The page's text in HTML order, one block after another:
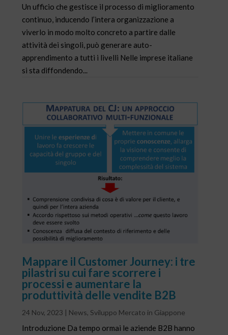
Un ufficio che gestisce il processo di miglioramento
continuo, inducendo l’intera organizzazione a
viverlo in modo molto concreto a partire dalle
attività dei singoli, può generare auto-
apprendimento a tutti i livelli Nelle imprese italiane
si sta diffondendo...
Mappare il Customer Journey: i tre
pilastri su cui fare scorrere i
processi e aumentare la
produttività delle vendite B2B
24 Nov, 2023 | News, Sviluppo Mercato in Giappone
Introduzione Da tempo ormai le aziende B2B hanno